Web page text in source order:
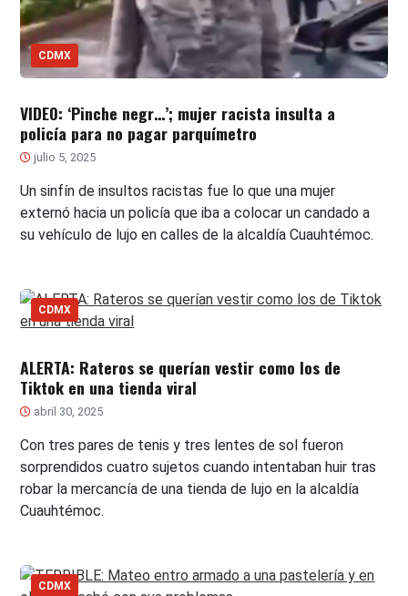
CDMX
VIDEO: ‘Pinche negr…’; mujer racista insulta a
policía para no pagar parquímetro
julio 5, 2025
Un sinfín de insultos racistas fue lo que una mujer
externó hacia un policía que iba a colocar un candado a
su vehículo de lujo en calles de la alcaldía Cuauhtémoc.
CDMX
ALERTA: Rateros se querían vestir como los de
Tiktok en una tienda viral
abril 30, 2025
Con tres pares de tenis y tres lentes de sol fueron
sorprendidos cuatro sujetos cuando intentaban huir tras
robar la mercancía de una tienda de lujo en la alcaldía
Cuauhtémoc.
CDMX